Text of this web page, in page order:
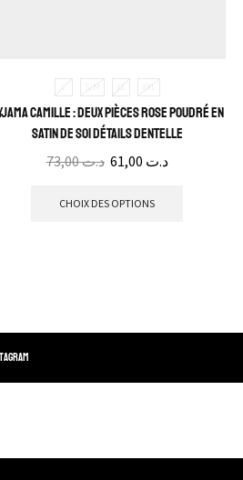
L S/M XL XXL
Camille : Deux pièces rose poudré en
satin de soi détails dentelle
د.ت73,00 د.ت
CHOIX DES OPTIONS